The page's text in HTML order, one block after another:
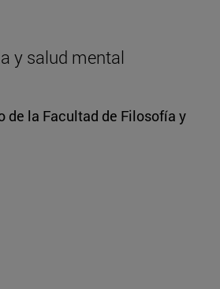
y salud mental
de la Facultad de Filosofía y